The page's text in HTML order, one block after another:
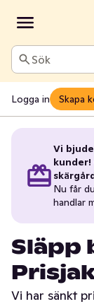
Sök
Logga in Skapa
Vi
Nu får
handlar
Släpp
Vi har sänkt